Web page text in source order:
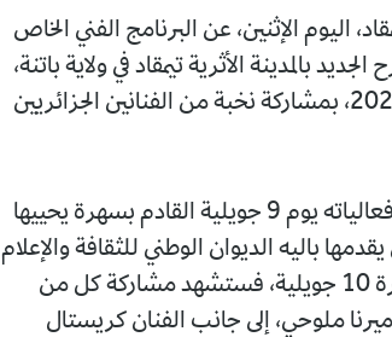
اليوم الإثنين، عن البرنامج الفني الخاص
الجديد بالمدينة الأثرية تيمقاد في ولاية باتنة،
خلال الفترة الممتدة من 9 إلى 13 جويلية 2026، بمشاركة نخبة من الفنانين الجزائريين
وحسب بيان ذات المحافظة يفتتح المهرجان فعالياته يوم 9 جويلية القادم بسهرة يحييها
باليه الديوان الوطني للثقافة والإعلام
(ONCI)، إضافة إلى فرقة الرحابة. أما سهرة 10 جويلية، فستشهد مشاركة كل من
ملوحي، إلى جانب الفنان كريستال